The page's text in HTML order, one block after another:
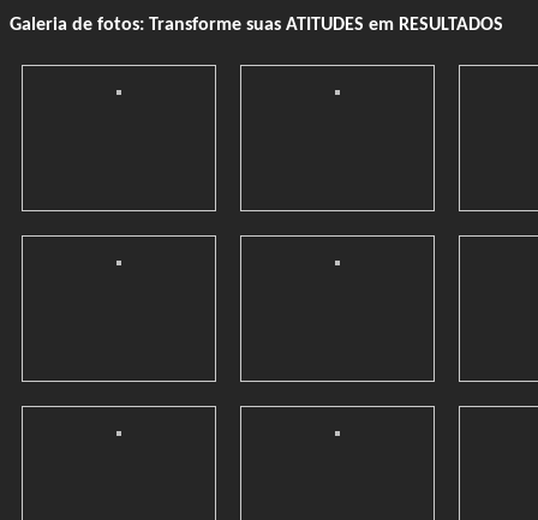
Galeria de fotos: Transforme suas ATITUDES em RESULTADOS